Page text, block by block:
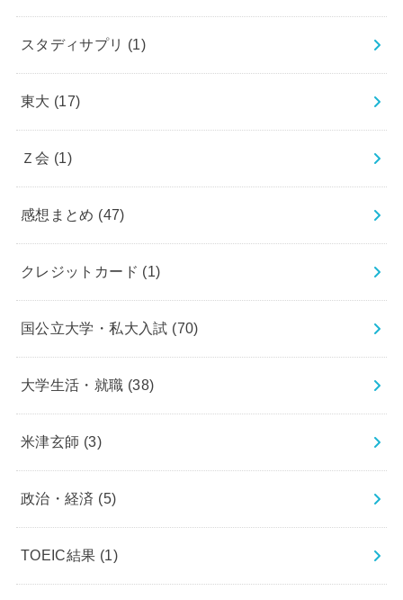
スタディサプリ (1)
東大 (17)
Ｚ会 (1)
感想まとめ (47)
クレジットカード (1)
国公立大学・私大入試 (70)
大学生活・就職 (38)
米津玄師 (3)
政治・経済 (5)
TOEIC結果 (1)